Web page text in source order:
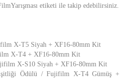
etiketi ile takip edebilirsiniz.
X-T5 Siyah + XF16-80mm Kit
X-T4 + XF16-80mm Kit
X-S10 Siyah + XF16-80mm Kit
Ödülü / Fujifilm X-T4 Gümüş +